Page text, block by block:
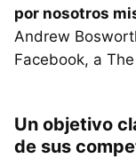
por nosotros
Andrew
Facebook, a
Un objetivo
de sus